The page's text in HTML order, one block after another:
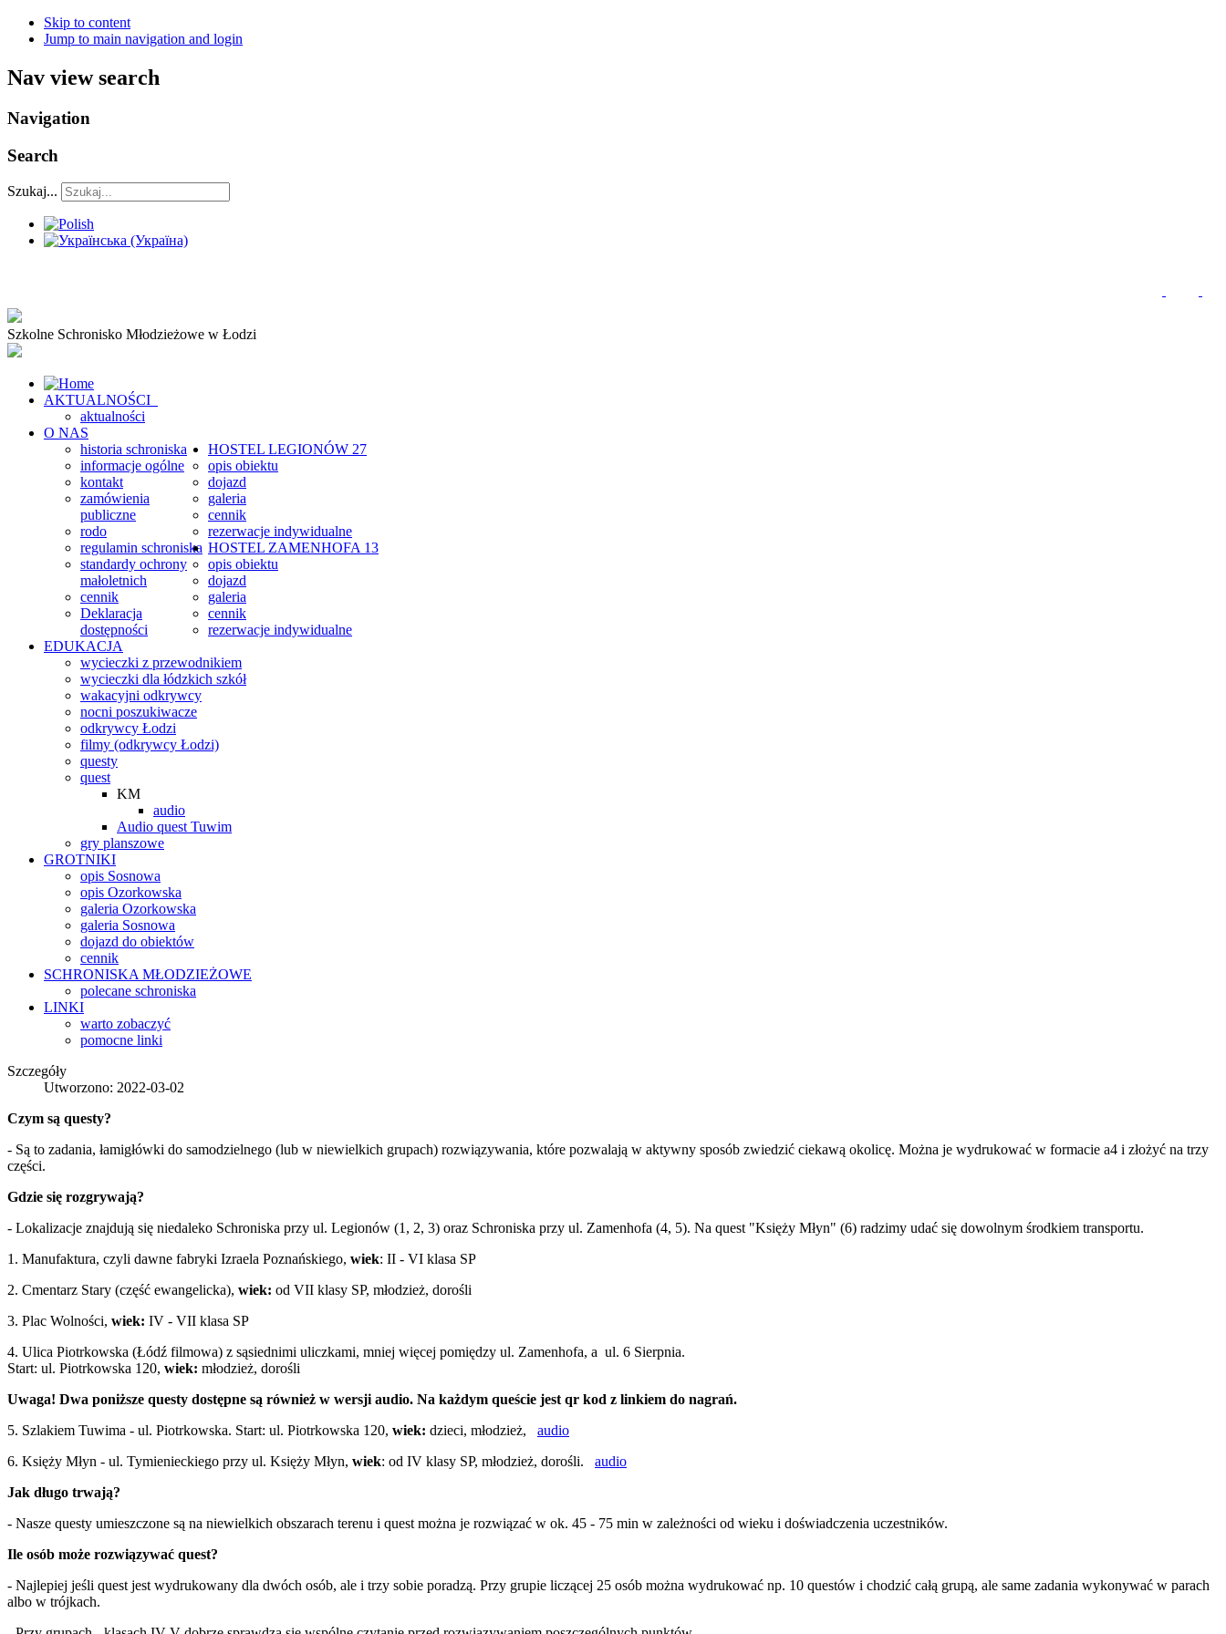
Skip to content
Jump to main navigation and login
Nav view search
Navigation
Search
Szukaj...
Szkolne Schronisko Młodzieżowe w Łodzi
AKTUALNOŚCI
aktualności
O NAS
historia schroniska
informacje ogólne
kontakt
zamówienia
publiczne
rodo
regulamin schroniska
standardy ochrony
małoletnich
cennik
Deklaracja
dostępności
HOSTEL LEGIONÓW 27
opis obiektu
dojazd
galeria
cennik
rezerwacje indywidualne
HOSTEL ZAMENHOFA 13
opis obiektu
dojazd
galeria
cennik
rezerwacje indywidualne
EDUKACJA
wycieczki z przewodnikiem
wycieczki dla łódzkich szkół
wakacyjni odkrywcy
nocni poszukiwacze
odkrywcy Łodzi
filmy (odkrywcy Łodzi)
questy
quest
KM
audio
Audio quest Tuwim
gry planszowe
GROTNIKI
opis Sosnowa
opis Ozorkowska
galeria Ozorkowska
galeria Sosnowa
dojazd do obiektów
cennik
SCHRONISKA MŁODZIEŻOWE
polecane schroniska
LINKI
warto zobaczyć
pomocne linki
Szczegóły
Utworzono: 2022-03-02
Czym są questy?
- Są to zadania, łamigłówki do samodzielnego (lub w niewielkich grupach) rozwiązywania, które pozwalają w aktywny sposób zwiedzić ciekawą okolicę. Można je wydrukować w formacie a4 i złożyć na trzy
części.
Gdzie się rozgrywają?
- Lokalizacje znajdują się niedaleko Schroniska przy ul. Legionów (1, 2, 3) oraz Schroniska przy ul. Zamenhofa (4, 5). Na quest "Księży Młyn" (6) radzimy udać się dowolnym środkiem transportu.
1. Manufaktura, czyli dawne fabryki Izraela Poznańskiego, wiek: II - VI klasa SP
2. Cmentarz Stary (część ewangelicka), wiek: od VII klasy SP, młodzież, dorośli
3. Plac Wolności, wiek: IV - VII klasa SP
4. Ulica Piotrkowska (Łódź filmowa) z sąsiednimi uliczkami, mniej więcej pomiędzy ul. Zamenhofa, a ul. 6 Sierpnia.
Start: ul. Piotrkowska 120, wiek: młodzież, dorośli
Uwaga! Dwa poniższe questy dostępne są również w wersji audio. Na każdym queście jest qr kod z linkiem do nagrań.
5. Szlakiem Tuwima - ul. Piotrkowska. Start: ul. Piotrkowska 120, wiek: dzieci, młodzież, audio
6. Księży Młyn - ul. Tymienieckiego przy ul. Księży Młyn, wiek: od IV klasy SP, młodzież, dorośli. audio
Jak długo trwają?
- Nasze questy umieszczone są na niewielkich obszarach terenu i quest można je rozwiązać w ok. 45 - 75 min w zależności od wieku i doświadczenia uczestników.
Ile osób może rozwiązywać quest?
- Najlepiej jeśli quest jest wydrukowany dla dwóch osób, ale i trzy sobie poradzą. Przy grupie liczącej 25 osób można wydrukować np. 10 questów i chodzić całą grupą, ale same zadania wykonywać w parach
albo w trójkach.